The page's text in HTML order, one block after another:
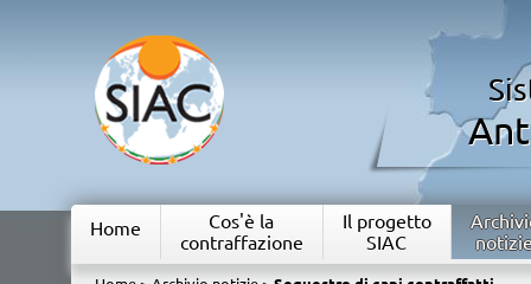
Home
Cos'è la
contraffazione
Il progetto
SIAC